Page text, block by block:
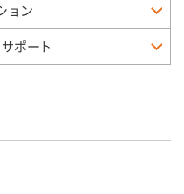
ョン
ポート